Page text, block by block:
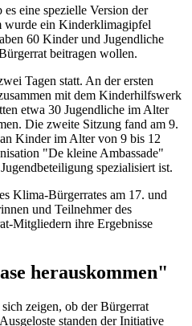
eine spezielle Version der
wurde ein Kinderklimagipfel
60 Kinder und Jugendliche
beitragen wollen.
Tagen statt. An der ersten
mit dem Kinderhilfswerk
etwa 30 Jugendliche im Alter
Die zweite Sitzung fand am 9.
Kinder im Alter von 9 bis 12
"De kleine Ambassade"
spezialisiert ist.
Klima-Bürgerrates am 17. und
und Teilnehmer des
Mitgliedern ihre Ergebnisse
herauskommen"
zeigen, ob der Bürgerrat
standen der Initiative